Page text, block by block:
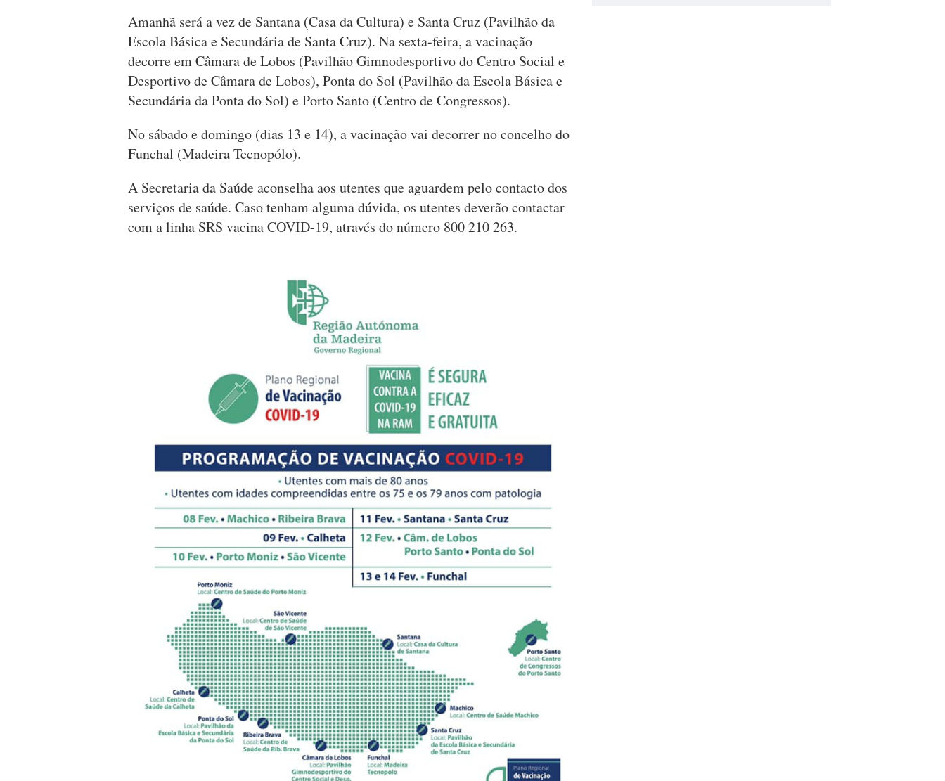
Amanhã será a vez de Santana (Casa da Cultura) e Santa Cruz (Pavilhão da
Escola Básica e Secundária de Santa Cruz). Na sexta-feira, a vacinação
decorre em Câmara de Lobos (Pavilhão Gimnodesportivo do Centro Social e
Desportivo de Câmara de Lobos), Ponta do Sol (Pavilhão da Escola Básica e
Secundária da Ponta do Sol) e Porto Santo (Centro de Congressos).
No sábado e domingo (dias 13 e 14), a vacinação vai decorrer no concelho do
Funchal (Madeira Tecnopólo).
A Secretaria da Saúde aconselha aos utentes que aguardem pelo contacto dos
serviços de saúde. Caso tenham alguma dúvida, os utentes deverão contactar
com a linha SRS vacina COVID-19, através do número 800 210 263.